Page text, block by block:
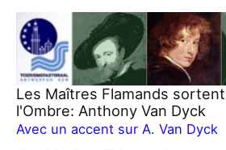
Aller
contenu
Les Maîtres Flamands
l'Ombre: Anthony Van Dyck
Avec un accent sur A. Van Dyck